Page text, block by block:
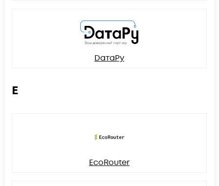
DатаРу
E
EcoRouter